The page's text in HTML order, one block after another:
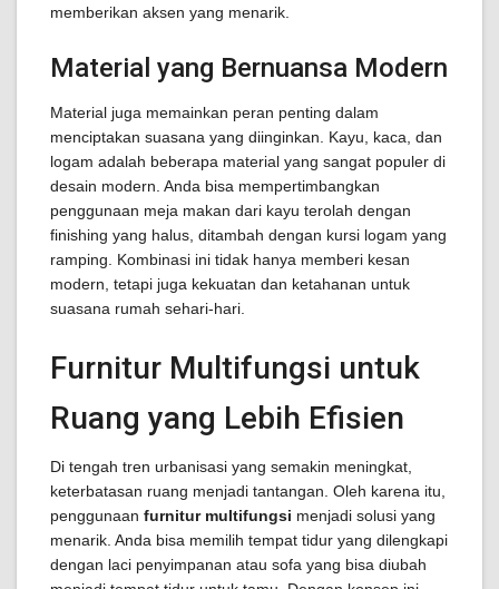
memberikan aksen yang menarik.
Material yang Bernuansa Modern
Material juga memainkan peran penting dalam
menciptakan suasana yang diinginkan. Kayu, kaca, dan
logam adalah beberapa material yang sangat populer di
desain modern. Anda bisa mempertimbangkan
penggunaan meja makan dari kayu terolah dengan
finishing yang halus, ditambah dengan kursi logam yang
ramping. Kombinasi ini tidak hanya memberi kesan
modern, tetapi juga kekuatan dan ketahanan untuk
suasana rumah sehari-hari.
Furnitur Multifungsi untuk
Ruang yang Lebih Efisien
Di tengah tren urbanisasi yang semakin meningkat,
keterbatasan ruang menjadi tantangan. Oleh karena itu,
penggunaan furnitur multifungsi menjadi solusi yang
menarik. Anda bisa memilih tempat tidur yang dilengkapi
dengan laci penyimpanan atau sofa yang bisa diubah